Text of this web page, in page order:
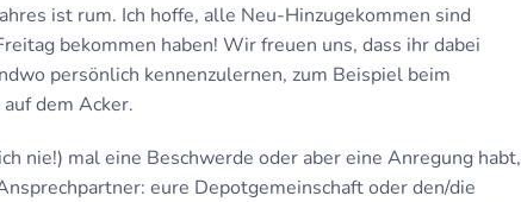
ist rum. Ich hoffe, alle Neu-Hinzugekommen sind
bekommen haben! Wir freuen uns, dass ihr dabei
persönlich kennenzulernen, zum Beispiel beim
dem Acker.
nie!) mal eine Beschwerde oder aber eine Anregung habt,
eure Depotgemeinschaft oder den/die